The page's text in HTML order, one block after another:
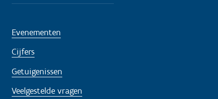
Evenementen
Cijfers
Getuigenissen
Veelgestelde vragen